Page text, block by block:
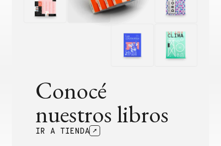
Conocé
nuestros libros
IR A TIENDA